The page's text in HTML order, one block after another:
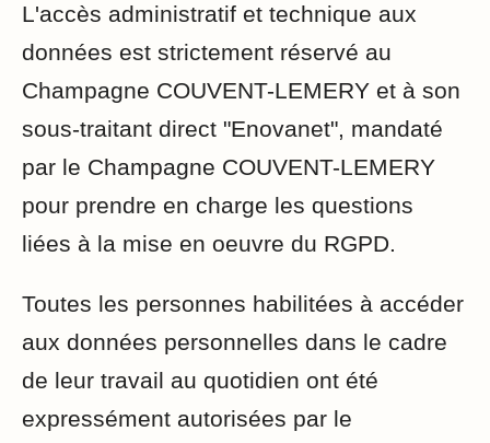
L'accès administratif et technique aux
données est strictement réservé au
Champagne COUVENT-LEMERY et à son
sous-traitant direct "Enovanet", mandaté
par le Champagne COUVENT-LEMERY
pour prendre en charge les questions
liées à la mise en oeuvre du RGPD.
Toutes les personnes habilitées à accéder
aux données personnelles dans le cadre
de leur travail au quotidien ont été
expressément autorisées par le